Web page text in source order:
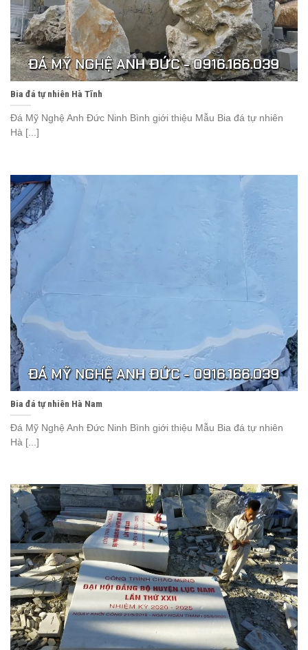
Bia đá tự nhiên Hà Tĩnh
Đá Mỹ Nghệ Anh Đức Ninh Bình giới thiệu Mẫu Bia đá tự nhiên
Hà [...]
Bia đá tự nhiên Hà Nam
Đá Mỹ Nghệ Anh Đức Ninh Bình giới thiệu Mẫu Bia đá tự nhiên
Hà [...]